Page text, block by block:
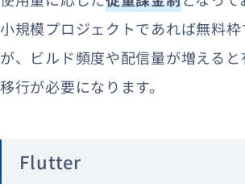
小規模プロジェクトであれば無料
が、ビルド頻度や配信量が増える
移行が必要になります。
Flutter